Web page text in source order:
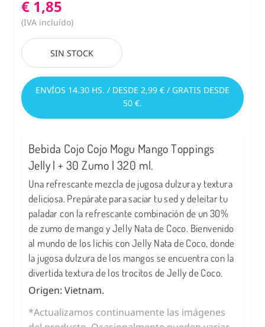
€ 1,85
(IVA incluído)
SIN STOCK
ENVÍOS 14.30 HS. / DESDE 2,99 € / GRATIS DESDE
50 €.
Bebida Cojo Cojo Mogu Mango Toppings
Jelly | + 30 Zumo | 320 ml.
Una refrescante mezcla de jugosa dulzura y textura
deliciosa. Prepárate para saciar tu sed y deleitar tu
paladar con la refrescante combinación de un 30%
de zumo de mango y Jelly Nata de Coco. Bienvenido
al mundo de los lichis con Jelly Nata de Coco, donde
la jugosa dulzura de los mangos se encuentra con la
divertida textura de los trocitos de Jelly de Coco.
Origen: Vietnam.
*Actualizamos continuamente las imágenes